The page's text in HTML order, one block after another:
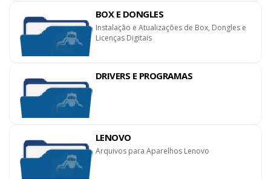
BOX E DONGLES
Instalação e Atualizações de Box, Dongles e
Licenças Digitais
DRIVERS E PROGRAMAS
LENOVO
Arquivos para Aparelhos Lenovo